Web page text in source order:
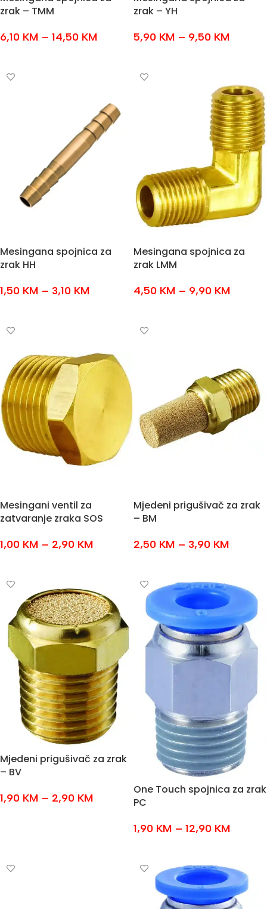
zrak – TMM
6,10 KM – 14,50 KM
zrak – YH
5,90 KM – 9,50 KM
Mesingana spojnica za
zrak HH
1,50 KM – 3,10 KM
Mesingana spojnica za
zrak LMM
4,50 KM – 9,90 KM
Mesingani ventil za
zatvaranje zraka SOS
1,00 KM – 2,90 KM
Mjedeni prigušivač za zrak
– BM
2,50 KM – 3,90 KM
Mjedeni prigušivač za zrak
– BV
1,90 KM – 2,90 KM
One Touch spojnica za zrak
PC
1,90 KM – 12,90 KM